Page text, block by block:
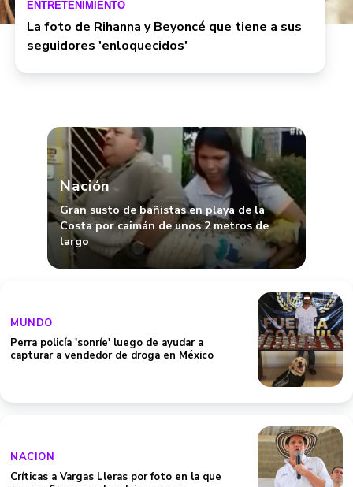
ENTRETENIMIENTO
La foto de Rihanna y Beyoncé que tiene a sus
seguidores 'enloquecidos'
Nación
Gran susto de bañistas en playa de la
Costa por caimán de unos 2 metros de
largo
MUNDO
Perra policía 'sonríe' luego de ayudar a
capturar a vendedor de droga en México
NACION
Críticas a Vargas Lleras por foto en la que